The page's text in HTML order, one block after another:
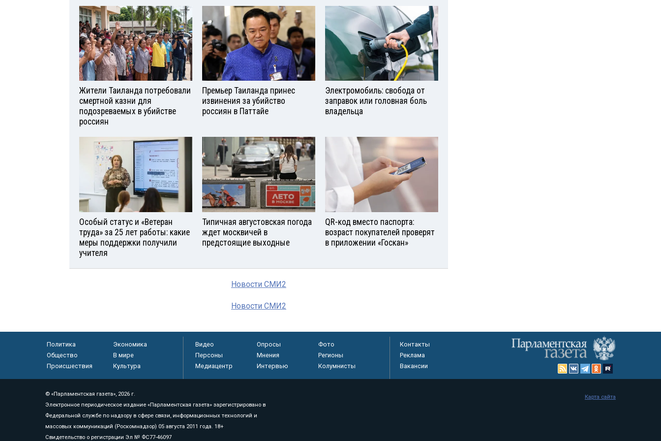
Жители Таиланда потребовали
смертной казни для
подозреваемых в убийстве
россиян
Премьер Таиланда принес
извинения за убийство
россиян в Паттайе
Электромобиль: свобода от
заправок или головная боль
владельца
Особый статус и «Ветеран
труда» за 25 лет работы: какие
меры поддержки получили
учителя
Типичная августовская погода
ждет москвичей в
предстоящие выходные
QR-код вместо паспорта:
возраст покупателей проверят
в приложении «Госкан»
Новости СМИ2
Новости СМИ2
Политика
Экономика
Общество
В мире
Происшествия
Культура
Видео Опросы
Фото
Персоны
Мнения
Регионы
Медиацентр
Интервью Колумнисты
Контакты
Реклама
Вакансии
© «Парламентская газета», 2026 г.
Электронное периодическое издание «Парламентская газета» зарегистрировано в
Федеральной службе по надзору в сфере связи, информационных технологий и
массовых коммуникаций (Роскомнадзор) 05 августа 2011 года. 18+
Свидетельство о регистрации Эл № ФС77-46097
Карта сайта